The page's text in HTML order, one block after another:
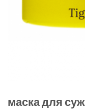
маска для